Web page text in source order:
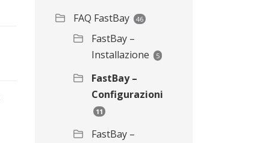
FAQ FastBay 46
FastBay –
Installazione
5
FastBay –
Configurazioni
11
FastBay –